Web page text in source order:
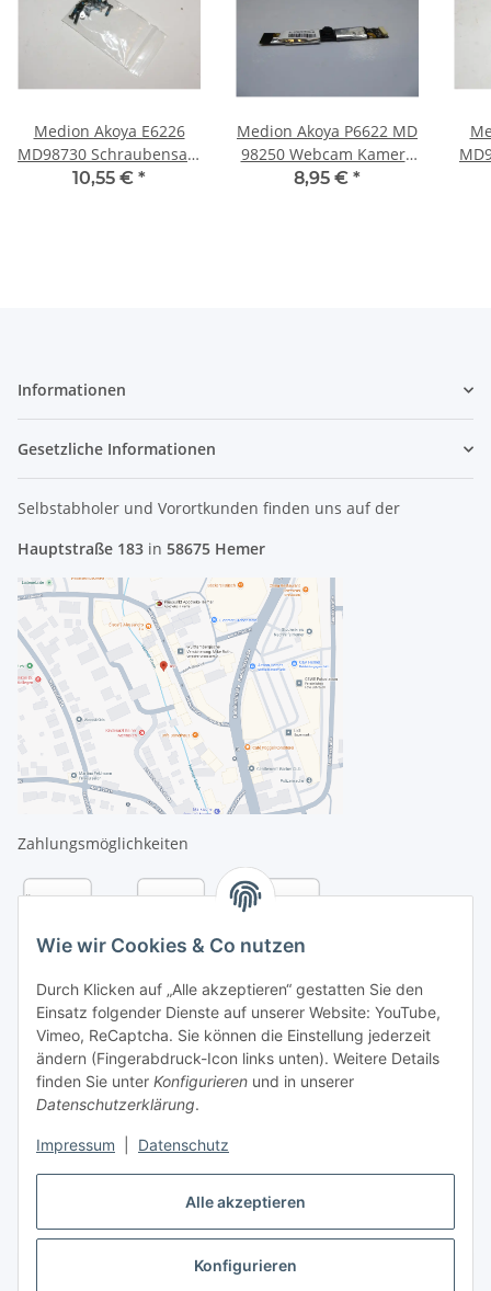
Alle akzeptieren
Konfigurieren
Wie wir Cookies & Co nutzen
Durch Klicken auf „Alle akzeptieren“ gestatten Sie den
Einsatz folgender Dienste auf unserer Website: YouTube,
Vimeo, ReCaptcha. Sie können die Einstellung jederzeit
ändern (Fingerabdruck-Icon links unten). Weitere Details
finden Sie unter Konfigurieren und in unserer
Datenschutzerklärung.
Impressum Datenschutz
Medion Akoya E6226
MD98730 Schraubensatz
Screws Set #2595
10,55 € *
Medion Akoya P6622 MD
98250 Webcam Kamera
Modul #2650
8,95 € *
Informationen
Gesetzliche Informationen
Selbstabholer und Vorortkunden finden uns auf der
Hauptstraße 183 in 58675 Hemer
Zahlungsmöglichkeiten
Vertrag widerrufen